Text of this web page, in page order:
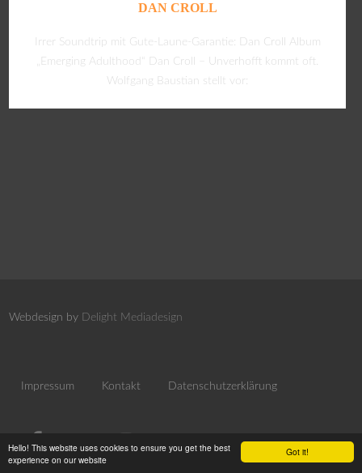
Got it!
Hello! This website uses cookies to ensure you get the best
experience on our website
DAN CROLL
Irrer Soundtrip mit Gute-Laune-Garantie: Dan Croll Album
„Emerging Adulthood“ Dan Croll – Unverhofft kommt oft.
Wolfgang Baustian stellt vor:
Webdesign by Delight Mediadesign
Impressum Kontakt Datenschutzerklärung